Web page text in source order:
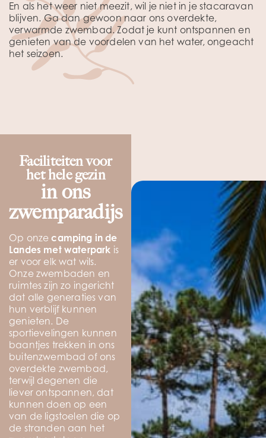
En als het weer niet meezit, wil je niet in je stacaravan
blijven. Ga dan gewoon naar ons overdekte,
verwarmde zwembad. Zodat je kunt ontspannen en
genieten van de voordelen van het water, ongeacht
het seizoen.
Faciliteiten voor
het hele gezin
in ons
zwemparadijs
Op onzecamping in de
Landes met waterpark is
er voor elk wat wils.
Onze zwembaden en
ruimtes zijn zo ingericht
dat alle generaties van
hun verblijf kunnen
genieten. De
sportievelingen kunnen
baantjes trekken in ons
buitenzwembad of ons
overdekte zwembad,
terwijl degenen die
liever ontspannen, dat
kunnen doen op een
van de ligstoelen die op
de stranden aan het